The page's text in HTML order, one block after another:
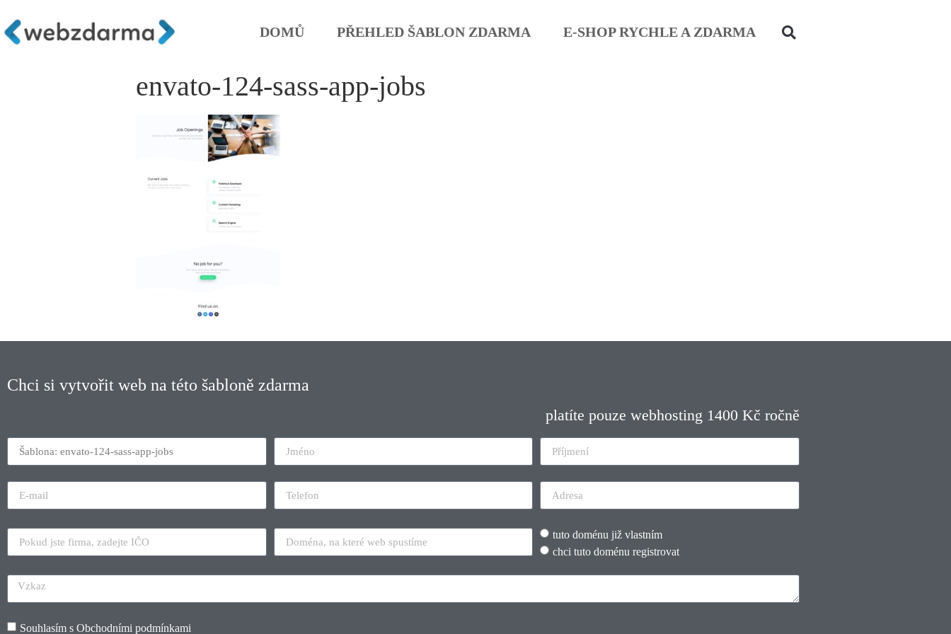
DOMŮ PŘEHLED ŠABLON ZDARMA E-SHOP RYCHLE A ZDARMA
envato-124-sass-app-jobs
Chci si vytvořit web na této šabloně zdarma
platíte pouze webhosting 1400 Kč ročně
tuto doménu již vlastním
chci tuto doménu registrovat
Souhlasím s Obchodními podmínkami